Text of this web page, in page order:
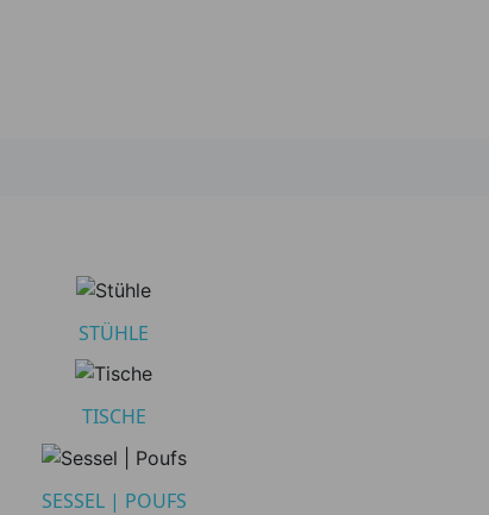
STÜHLE
TISCHE
SESSEL | POUFS